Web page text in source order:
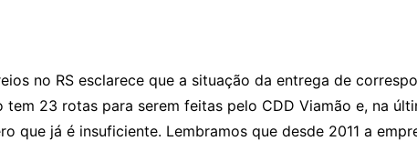
no RS esclarece que a situação da entrega de
tem 23 rotas para serem feitas pelo CDD Viamão e, na
que já é insuficiente. Lembramos que desde 2011 a